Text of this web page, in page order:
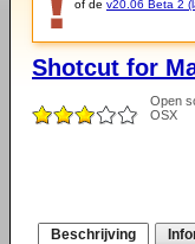
of de v20.06 Beta 2
Shotcut for
Open
OSX
Beschrijving